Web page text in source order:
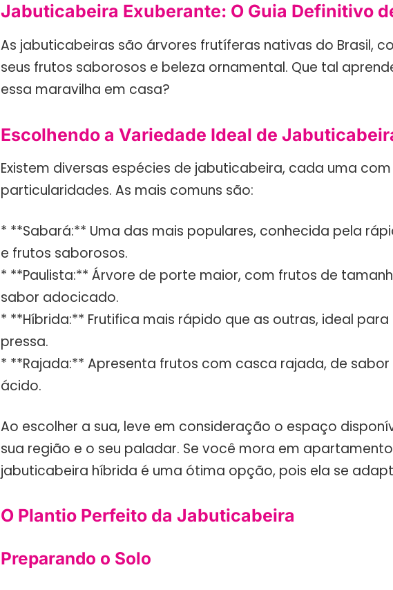
Jabuticabeira Exuberante: O Guia Definitivo
As jabuticabeiras são árvores frutíferas nativas do Brasil,
seus frutos saborosos e beleza ornamental. Que tal
essa maravilha em casa?
Escolhendo a Variedade Ideal de
Existem diversas espécies de jabuticabeira, cada uma com
particularidades. As mais comuns são:
* **Sabará:** Uma das mais populares, conhecida pela
e frutos saborosos.
* **Paulista:** Árvore de porte maior, com frutos de
sabor adocicado.
* **Híbrida:** Frutifica mais rápido que as outras, ideal
pressa.
* **Rajada:** Apresenta frutos com casca rajada, de
ácido.
Ao escolher a sua, leve em consideração o espaço
sua região e o seu paladar. Se você mora em
jabuticabeira híbrida é uma ótima opção, pois ela se
O Plantio Perfeito da Jabuticabeira
Preparando o Solo